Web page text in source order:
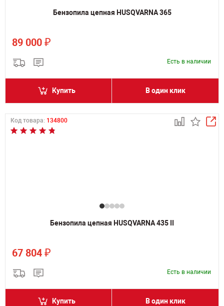
Бензопила цепная HUSQVARNA 365
89 000 ₽
Есть в наличии
Купить В один клик
Код товара: 134800
Бензопила цепная HUSQVARNA 435 II
67 804 ₽
Есть в наличии
Купить В один клик